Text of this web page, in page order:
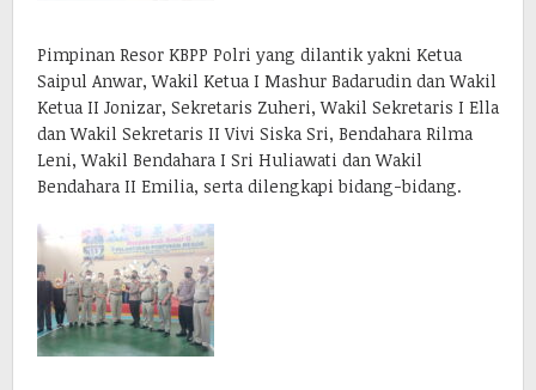
Pimpinan Resor KBPP Polri yang dilantik yakni Ketua
Saipul Anwar, Wakil Ketua I Mashur Badarudin dan Wakil
Ketua II Jonizar, Sekretaris Zuheri, Wakil Sekretaris I Ella
dan Wakil Sekretaris II Vivi Siska Sri, Bendahara Rilma
Leni, Wakil Bendahara I Sri Huliawati dan Wakil
Bendahara II Emilia, serta dilengkapi bidang-bidang.